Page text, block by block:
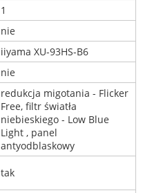
1
nie
iiyama XU-93HS-B6
nie
redukcja migotania - Flicker
Free, filtr światła
niebieskiego - Low Blue
Light , panel
antyodblaskowy
tak